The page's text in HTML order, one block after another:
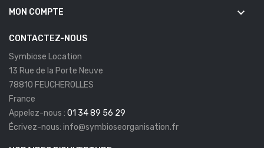
MON COMPTE keyboard_arrow_down
CONTACTEZ-NOUS
Symbiose Location
13 Rue de la Porte Neuve
78810 FEUCHEROLLES
France
Appelez-nous : 01 34 89 56 29
Écrivez-nous: info@symbioseorganisation.fr